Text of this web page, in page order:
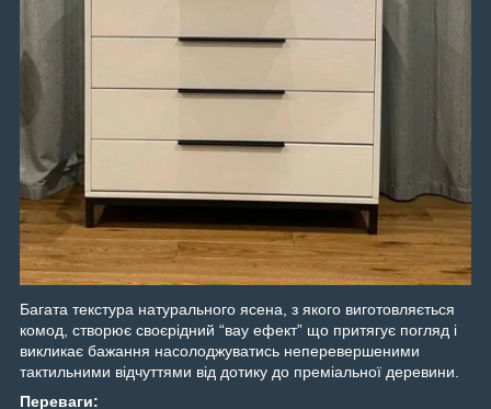
Багата текстура натурального ясена, з якого виготовляється
комод, створює своєрідний “вау ефект” що притягує погляд і
викликає бажання насолоджуватись неперевершеними
тактильними відчуттями від дотику до преміальної деревини.
Переваги: